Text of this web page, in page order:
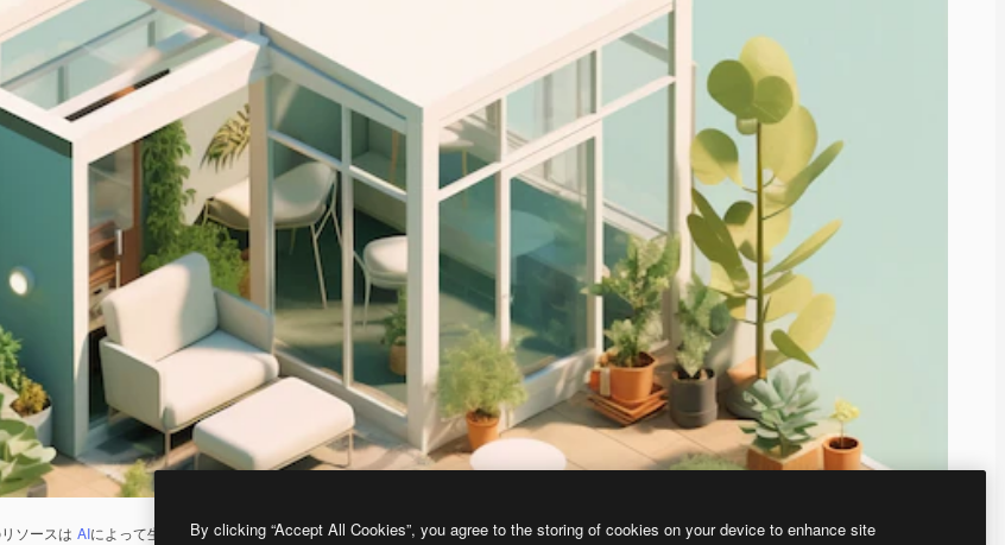
ソースは AIによって生成されたものです。 AI画像生成ツールを使うと、あなた独自の画像を作成できます。
By clicking “Accept All Cookies”, you agree to the storing of cookies on your device to enhance site